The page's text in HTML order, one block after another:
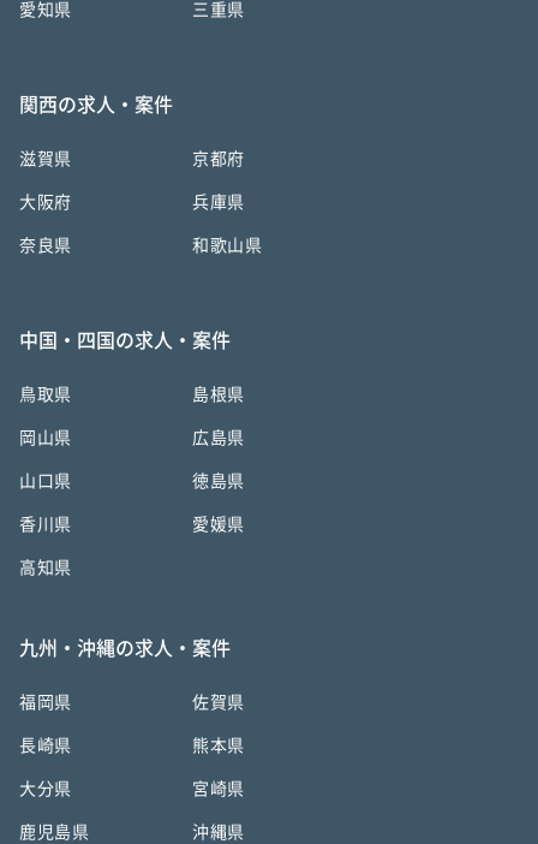
愛知県 三重県
関西の求人・案件
滋賀県 京都府
大阪府 兵庫県
奈良県 和歌山県
中国・四国の求人・案件
鳥取県 島根県
岡山県 広島県
山口県 徳島県
香川県 愛媛県
高知県
九州・沖縄の求人・案件
福岡県 佐賀県
長崎県 熊本県
大分県 宮崎県
鹿児島県 沖縄県